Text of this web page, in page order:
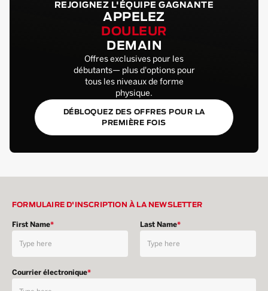
REJOIGNEZ L'ÉQUIPE GAGNANTE
APPELEZ
DOULEUR
DEMAIN
Offres exclusives pour les
débutants— plus d'options pour
tous les niveaux de forme
physique.
DÉBLOQUEZ DES OFFRES POUR LA
PREMIÈRE FOIS
FORMULAIRE D'INSCRIPTION À LA NEWSLETTER
First Name* Last Name*
Courrier électronique*